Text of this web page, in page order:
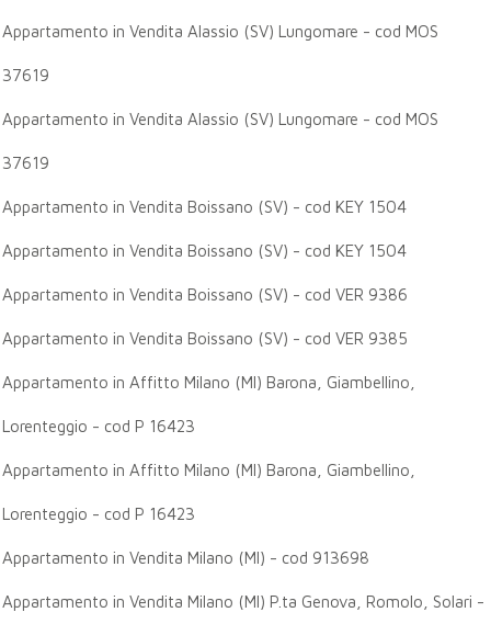
Appartamento in Vendita Alassio (SV) Lungomare - cod MOS
37619
Appartamento in Vendita Alassio (SV) Lungomare - cod MOS
37619
Appartamento in Vendita Boissano (SV) - cod KEY 1504
Appartamento in Vendita Boissano (SV) - cod KEY 1504
Appartamento in Vendita Boissano (SV) - cod VER 9386
Appartamento in Vendita Boissano (SV) - cod VER 9385
Appartamento in Affitto Milano (MI) Barona, Giambellino,
Lorenteggio - cod P 16423
Appartamento in Affitto Milano (MI) Barona, Giambellino,
Lorenteggio - cod P 16423
Appartamento in Vendita Milano (MI) - cod 913698
Appartamento in Vendita Milano (MI) P.ta Genova, Romolo, Solari -